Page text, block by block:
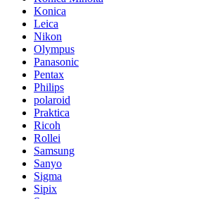
Konica
Leica
Nikon
Olympus
Panasonic
Pentax
Philips
polaroid
Praktica
Ricoh
Rollei
Samsung
Sanyo
Sigma
Sipix